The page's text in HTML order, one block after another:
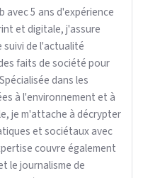
avec 5 ans d'expérience
et digitale, j'assure
de l'actualité
faits de société pour
dans les
à l'environnement et à
je m'attache à décrypter
et sociétaux avec
couvre également
le journalisme de